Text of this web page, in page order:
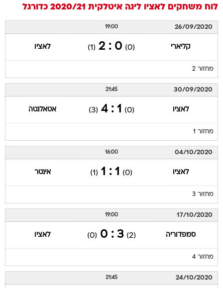
לוח משחקים לאציו ליגה איטלקית 2020/21 כדורגל
26/09/2020
19:00
קליארי (0)
0 : 2
(1) לאציו
מחזור 2
30/09/2020
21:45
לאציו (0)
1 : 4
(3) אטאלנטה
מחזור 1
04/10/2020
16:00
לאציו (0)
1 : 1
(1) אינטר
מחזור 3
17/10/2020
19:00
סמפדוריה (2)
3 : 0
(0) לאציו
מחזור 4
24/10/2020
21:45